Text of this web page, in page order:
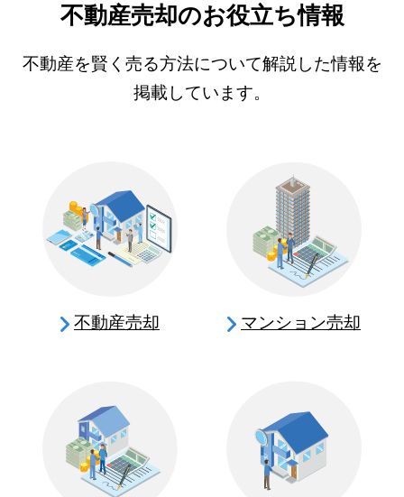
不動産売却のお役立ち情報
不動産を賢く売る方法について解説した情報を
掲載しています。
不動産売却 マンション売却